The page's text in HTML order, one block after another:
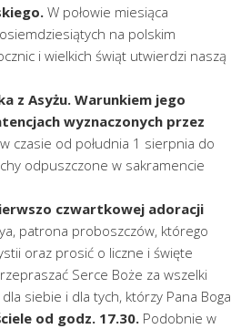
W połowie miesiąca
na polskim
i wielkich świąt utwierdzi naszą
z Asyżu. Warunkiem jego
wyznaczonych przez
czasie od południa 1 sierpnia do
odpuszczone w sakramencie
czwartkowej adoracji
patrona proboszczów, którego
oraz prosić o liczne i święte
Serce Boże za wszelki
siebie i dla tych, którzy Pana Boga
od godz. 17.30. Podobnie w